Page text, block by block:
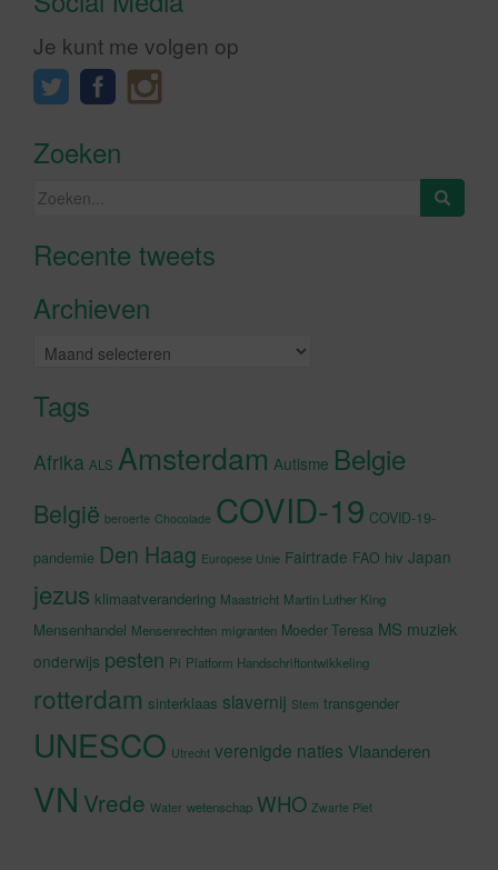
Je kunt me volgen op
Zoeken
Zoeken
Recente tweetsKlik om marketing cookies te
Archieven
Archieven
Tags
Afrika ALS Amsterdam Autisme Belgie
België beroerte Chocolade COVID-19 COVID-19-
pandemie Den Haag Europese Unie Fairtrade FAO hiv Japan
jezus klimaatverandering Maastricht Martin Luther King
Mensenhandel Mensenrechten migranten Moeder Teresa MS muziek
onderwijs pesten Pi Platform Handschriftontwikkeling
rotterdam sinterklaas slavernij Stem transgender
UNESCO Utrecht verenigde naties Vlaanderen
VN Vrede Water wetenschap WHO Zwarte Piet